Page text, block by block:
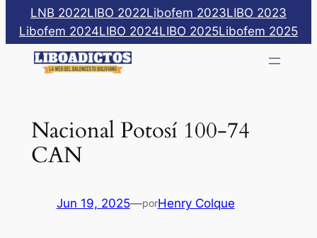
Saltar
contenido
LNB 2022LIBO 2022Libofem 2023LIBO 2023
Libofem 2024LIBO 2024LIBO 2025Libofem 2025
Nacional Potosí 100-74
CAN
Jun 19, 2025—porHenry Colque